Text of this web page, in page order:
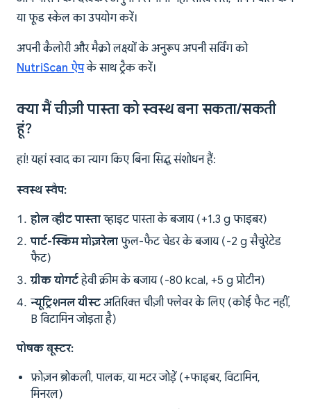
या फूड स्केल का उपयोग करें।
अपनी कैलोरी और मैक्रो लक्ष्यों के अनुरूप अपनी सर्विंग को
NutriScan ऐपके साथ ट्रैक करें।
क्या मैं चीज़ी पास्ता को स्वस्थ बना सकता/सकती
हूं?
हां! यहां स्वाद का त्याग किए बिना सिद्ध संशोधन हैं:
स्वस्थ स्वैप:
होल व्हीट पास्ता व्हाइट पास्ता के बजाय (+1.3 g फाइबर)
पार्ट-स्किम मोज़रेला फुल-फैट चेडर के बजाय (-2 g सैचुरेटेड
फैट)
ग्रीक योगर्टहेवी क्रीम के बजाय (-80 kcal, +5 g प्रोटीन)
न्यूट्रिशनल यीस्ट अतिरिक्त चीज़ी फ्लेवर के लिए (कोई फैट नहीं,
B विटामिन जोड़ता है)
पोषक बूस्टर:
फ्रोज़न ब्रोकली, पालक, या मटर जोड़ें (+फाइबर, विटामिन,
मिनरल)